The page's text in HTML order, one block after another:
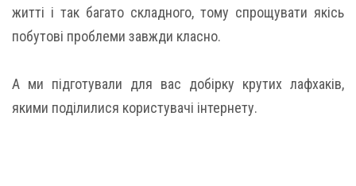
житті і так багато складного, тому спрощувати якісь
побутові проблеми завжди класно.
А ми підготували для вас добірку крутих лафхаків,
якими поділилися користувачі інтернету.